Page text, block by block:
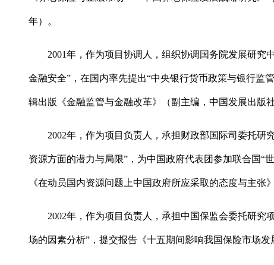
年）。
2001年，作为项目协调人，组织协调国务院发展研
金融安全”，在国内率先提出“中央银行货币政策与银行监
辑出版《金融监管与金融改革》（副主编，中国发展出版社
2002年，作为项目负责人，承担财政部国际司委托
资源方面的潜力与局限”，为中国政府代表团参加联合国“
《在动员国内资源问题上中国政府所应采取的态度与主张》
2002年，作为项目负责人，承担中国保监会委托研
场的因素分析”，提交报告《十五期间影响我国保险市场发